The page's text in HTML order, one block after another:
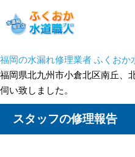
福岡の水漏れ修理業者 ふくおか
福岡県北九州市小倉北区南丘、
伺い致しました。
スタッフの修理報告